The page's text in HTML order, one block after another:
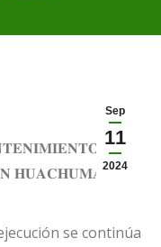
Sep
11
2024
𝐃𝐄𝐋
𝐇𝐔𝐀𝐂𝐇𝐔𝐌𝐀
se continúa